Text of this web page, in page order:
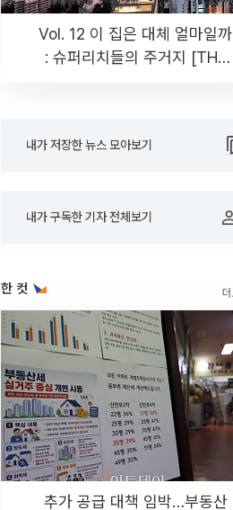
Vol. 12 이 집은 대체 얼마일까
: 슈퍼리치들의 주거지 [THE
내가 저장한 뉴스 모아보기
내가 구독한 기자 전체보기
한 컷
추가 공급 대책 임박…부동산